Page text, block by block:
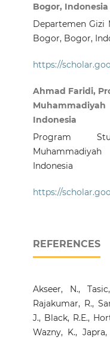
Bogor, Indonesia
Departemen Gizi
Bogor, Bogor,
https://
Ahmad Faridi,
Indonesia
Program
Indonesia
https://
REFERENCES
Akseer, N.,
Rajakumar, R.,
J., Black, R.E.,
Wazny, K.,